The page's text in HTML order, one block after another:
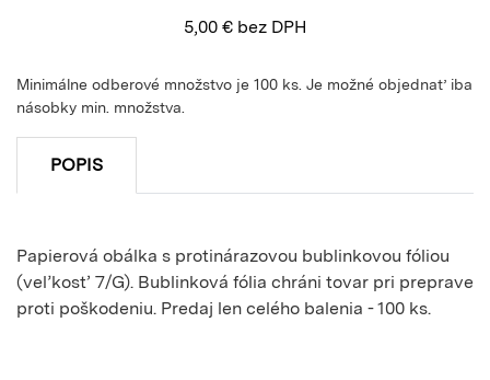
5,00 € bez DPH
Minimálne odberové množstvo je 100 ks. Je možné objednať iba
násobky min. množstva.
POPIS
Papierová obálka s protinárazovou bublinkovou fóliou
(veľkosť 7/G). Bublinková fólia chráni tovar pri preprave
proti poškodeniu. Predaj len celého balenia - 100 ks.